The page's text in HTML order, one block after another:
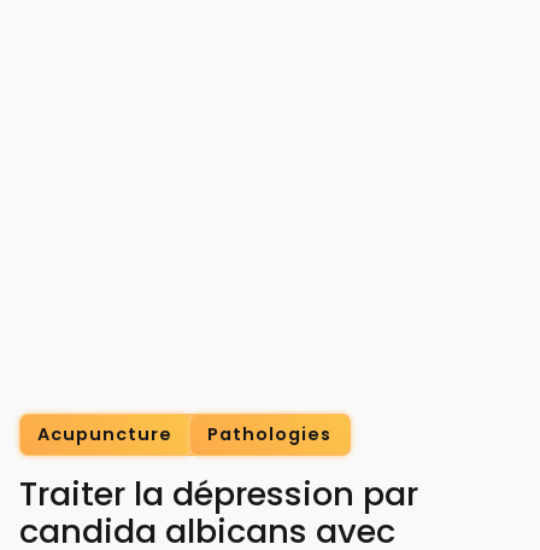
Acupuncture Pathologies
Traiter la dépression par
candida albicans avec